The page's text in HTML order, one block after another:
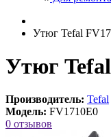
Утюг Tefal
Утюг
Производитель: Tefal
Модель: FV1710E0
0 отзывов